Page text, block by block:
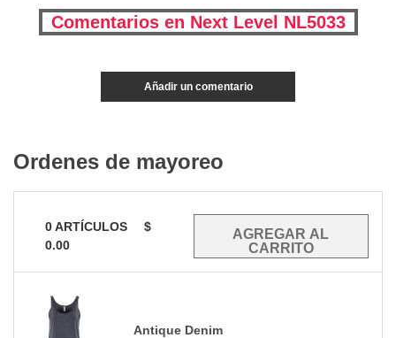
Comentarios en Next Level NL5033
Añadir un comentario
Ordenes de mayoreo
0ARTÍCULOS
$
0.00
Antique Denim